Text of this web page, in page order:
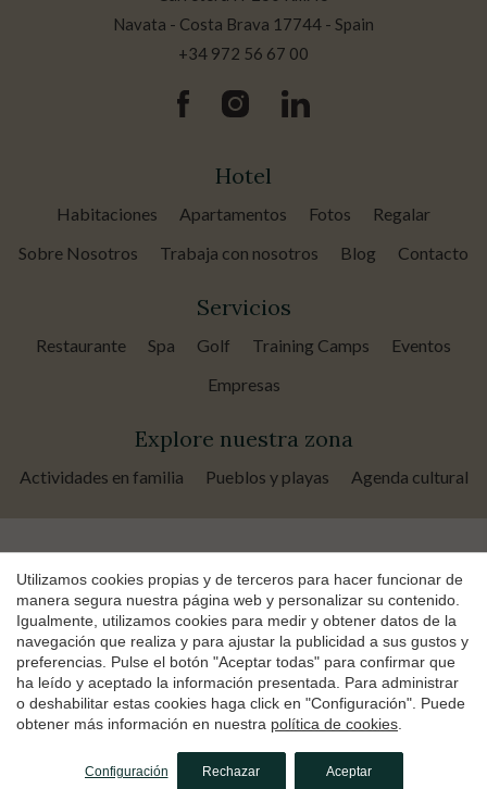
Reservar
Navata - Costa Brava 17744 - Spain
+34 972 56 67 00
Hotel
Habitaciones Apartamentos Fotos
Regalar
Sobre Nosotros
Trabaja con nosotros Blog Contacto
Servicios
Restaurante Spa Golf Training Camps
Eventos
Empresas
Explore nuestra zona
Actividades en familia Pueblos y playas Agenda cultural
Copyright © 2026 Hotel TorreMirona Golf & Spa
Hotel: HG-002252-17
Vila Birdie: HG-002289-13
Política de Privacidad
Política de Cookies byiEstrategic
Utilizamos cookies propias y de terceros para hacer funcionar de
manera segura nuestra página web y personalizar su contenido.
Igualmente, utilizamos cookies para medir y obtener datos de la
navegación que realiza y para ajustar la publicidad a sus gustos y
preferencias. Pulse el botón "Aceptar todas" para confirmar que
ha leído y aceptado la información presentada. Para administrar
o deshabilitar estas cookies haga click en "Configuración". Puede
obtener más información en nuestra política de cookies
Configuración Rechazar Aceptar